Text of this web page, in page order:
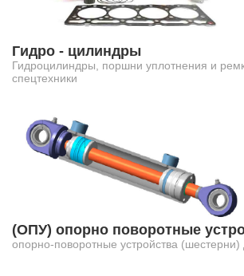
Гидро - цилиндры
Гидроцилиндры, поршни уплотнения и
спецтехники
(ОПУ) опорно поворотные
опорно-поворотные устройства (шестерни)